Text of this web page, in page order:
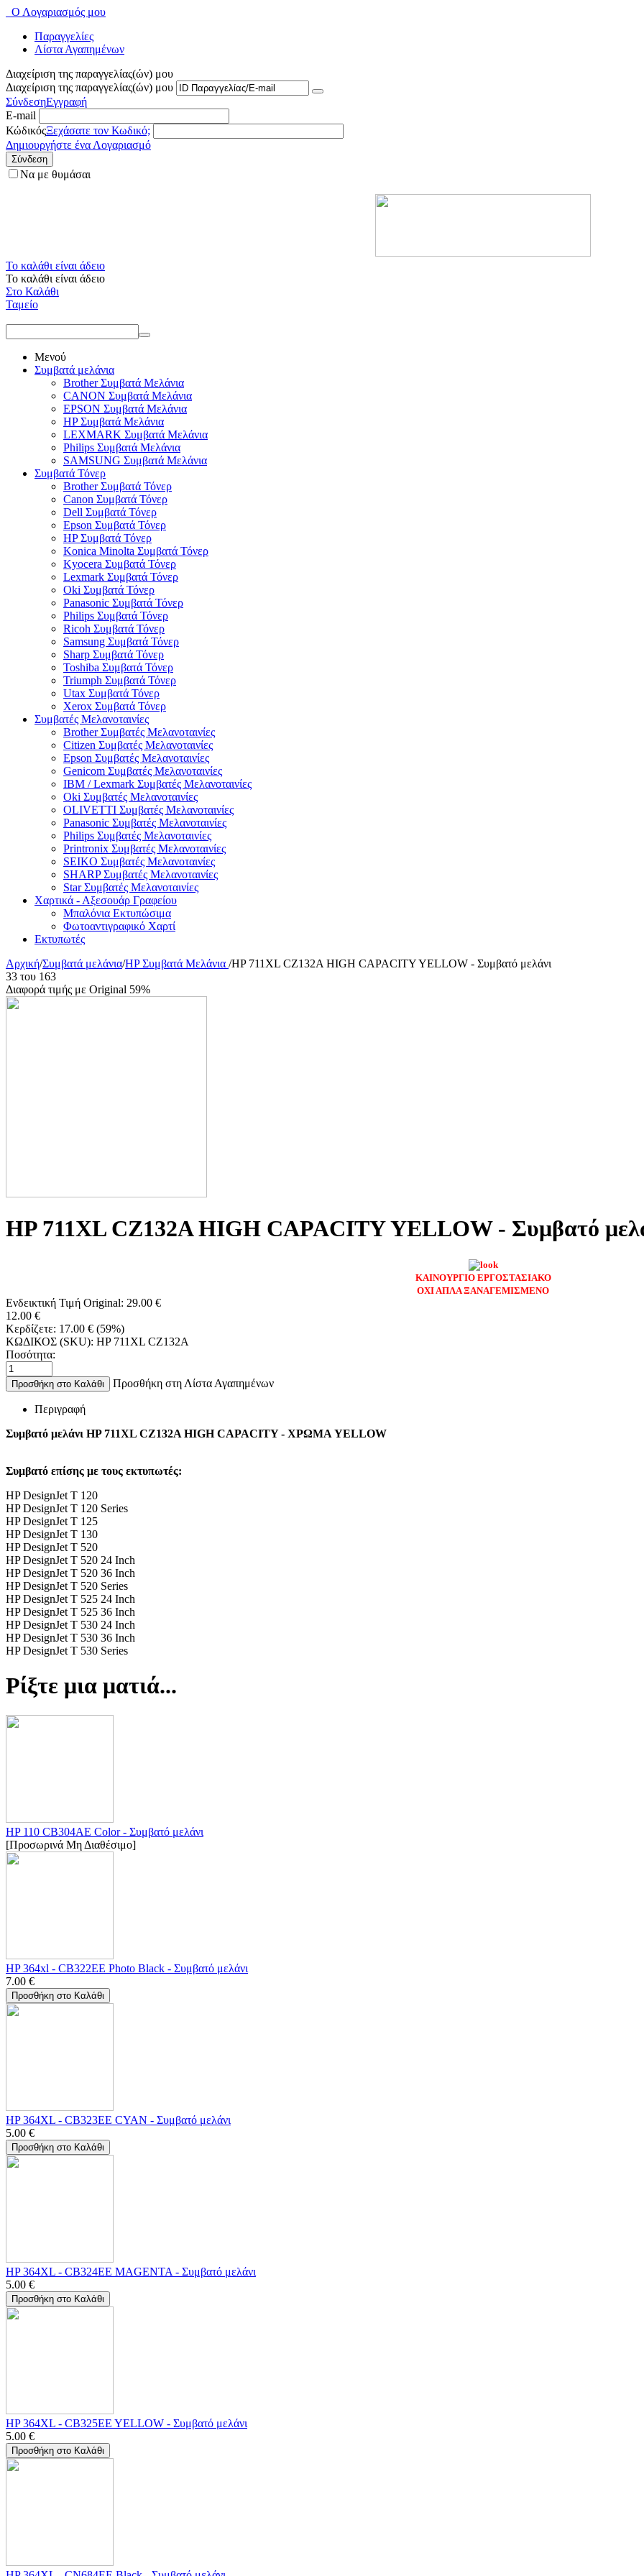
Ο Λογαριασμός μου
Παραγγελίες
Λίστα Αγαπημένων
Διαχείριση της παραγγελίας(ών) μου
Διαχείριση της παραγγελίας(ών) μου
ΣύνδεσηΕγγραφή
E-mail
ΚώδικόςΞεχάσατε τον Κωδικό;
Δημιουργήστε ένα Λογαριασμό
Σύνδεση
Να με θυμάσαι
Το καλάθι είναι άδειο
Το καλάθι είναι άδειο
Στο Καλάθι
Ταμείο
Μενού
Συμβατά μελάνια
Brother Συμβατά Μελάνια
CANON Συμβατά Μελάνια
EPSON Συμβατά Μελάνια
HP Συμβατά Μελάνια
LEXMARK Συμβατά Μελάνια
Philips Συμβατά Μελάνια
SAMSUNG Συμβατά Μελάνια
Συμβατά Τόνερ
Brother Συμβατά Τόνερ
Canon Συμβατά Τόνερ
Dell Συμβατά Τόνερ
Epson Συμβατά Τόνερ
HP Συμβατά Τόνερ
Konica Minolta Συμβατά Τόνερ
Kyocera Συμβατά Τόνερ
Lexmark Συμβατά Τόνερ
Oki Συμβατά Τόνερ
Panasonic Συμβατά Τόνερ
Philips Συμβατά Τόνερ
Ricoh Συμβατά Τόνερ
Samsung Συμβατά Τόνερ
Sharp Συμβατά Τόνερ
Toshiba Συμβατά Τόνερ
Triumph Συμβατά Τόνερ
Utax Συμβατά Τόνερ
Xerox Συμβατά Τόνερ
Συμβατές Μελανοταινίες
Brother Συμβατές Μελανοταινίες
Citizen Συμβατές Μελανοταινίες
Epson Συμβατές Μελανοταινίες
Genicom Συμβατές Μελανοταινίες
IBM / Lexmark Συμβατές Μελανοταινίες
Oki Συμβατές Μελανοταινίες
OLIVETTI Συμβατές Μελανοταινίες
Panasonic Συμβατές Μελανοταινίες
Philips Συμβατές Μελανοταινίες
Printronix Συμβατές Μελανοταινίες
SEIKO Συμβατές Μελανοταινίες
SHARP Συμβατές Μελανοταινίες
Star Συμβατές Μελανοταινίες
Χαρτικά - Αξεσουάρ Γραφείου
Μπαλόνια Εκτυπώσιμα
Φωτοαντιγραφικό Χαρτί
Εκτυπωτές
Αρχική/Συμβατά μελάνια/HP Συμβατά Μελάνια /HP 711XL CZ132A HIGH CAPACITY YELLOW - Συμβατό μελάνι
33 του 163
Διαφορά τιμής με Original 59%
HP 711XL CZ132A HIGH CAPACITY YELLOW - Συμβατό
ΚΑΙΝΟΥΡΓΙΟ ΕΡΓΟΣΤΑΣΙΑΚΟ
ΟΧΙ ΑΠΛΑ ΞΑΝΑΓΕΜΙΣΜΕΝΟ
Ενδεικτική Τιμή Original: 29.00 €
12.00 €
Κερδίζετε: 17.00 € (59%)
ΚΩΔΙΚΟΣ (SKU): HP 711XL CZ132A
Ποσότητα:
Προσθήκη στο Καλάθι Προσθήκη στη Λίστα Αγαπημένων
Περιγραφή
Συμβατό μελάνι HP 711XL CZ132A HIGH CAPACITY - ΧΡΩΜΑ YELLOW
Συμβατό επίσης με τους εκτυπωτές:
HP DesignJet T 120
HP DesignJet T 120 Series
HP DesignJet T 125
HP DesignJet T 130
HP DesignJet T 520
HP DesignJet T 520 24 Inch
HP DesignJet T 520 36 Inch
HP DesignJet T 520 Series
HP DesignJet T 525 24 Inch
HP DesignJet T 525 36 Inch
HP DesignJet T 530 24 Inch
HP DesignJet T 530 36 Inch
HP DesignJet T 530 Series
Ρίξτε μια ματιά...
HP 110 CB304AE Color - Συμβατό μελάνι
[Προσωρινά Μη Διαθέσιμο]
HP 364xl - CB322EE Photo Black - Συμβατό μελάνι
7.00 €
Προσθήκη στο Καλάθι
HP 364XL - CB323EE CYAN - Συμβατό μελάνι
5.00 €
Προσθήκη στο Καλάθι
HP 364XL - CB324EE MAGENTA - Συμβατό μελάνι
5.00 €
Προσθήκη στο Καλάθι
HP 364XL - CB325EE YELLOW - Συμβατό μελάνι
5.00 €
Προσθήκη στο Καλάθι